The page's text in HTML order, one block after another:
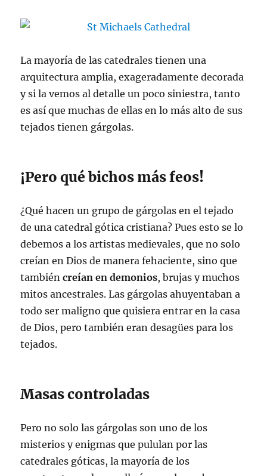
La mayoría de las catedrales tienen una
arquitectura amplia, exageradamente decorada
y si la vemos al detalle un poco siniestra, tanto
es así que muchas de ellas en lo más alto de sus
tejados tienen gárgolas.
¡Pero qué bichos más feos!
¿Qué hacen un grupo de gárgolas en el tejado
de una catedral gótica cristiana? Pues esto se lo
debemos a los artistas medievales, que no solo
creían en Dios de manera fehaciente, sino que
tambiéncreían en demonios, brujas y muchos
mitos ancestrales. Las gárgolas ahuyentaban a
todo ser maligno que quisiera entrar en la casa
de Dios, pero también eran desagües para los
tejados.
Masas controladas
Pero no solo las gárgolas son uno de los
misterios y enigmas que pululan por las
catedrales góticas, la mayoría de los